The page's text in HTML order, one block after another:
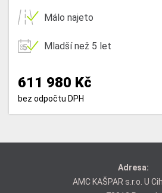
Málo najeto
Mladší než 5 let
611 980 Kč
bez odpočtu DPH
Adresa:
AMC KAŠPAR s.r.o. U